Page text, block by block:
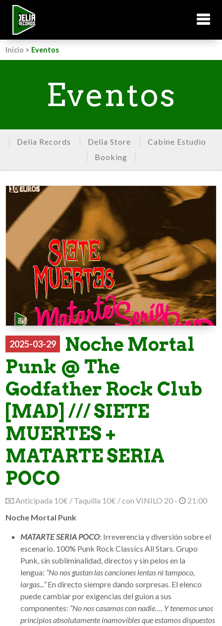
Inicio > Eventos
Eventos
Delia Records Delia Store
Cabine Estudio
Booking
2025-03-29
Noche Mortal
Punk @ The
Godfather Rock Club
[MAD] /// SIETE
MUERTES +
MATARTE SERIA
POCO
Anticipada 10€ / Taquilla 10€ / con VINILO 20 -
21:00
Noche Mortal Punk
MATARTE SERIA POCO: Irreverencia y diversión sobre el
escenario. 100% Punk Rock Classics All Stars. Grupo
Punk, sin subliminalidad, directos y sin pelos en la
lengua: “No nos gustan las canciones lentas ni tampoco,
largas...”En directo siempre dando sorpresas. El elenco
puede cambiar por exigencias del guion a sus
componentes: “No nos casamos con nadie…. Y tenemos unos
principios absolutamente inamovibles que estamos dispuestos